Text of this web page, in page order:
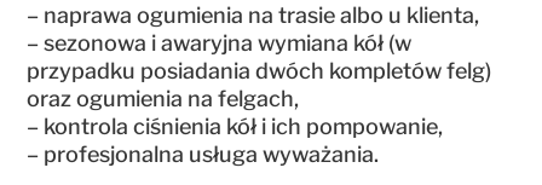
– naprawa ogumienia na trasie albo u klienta,
– sezonowa i awaryjna wymiana kół (w
przypadku posiadania dwóch kompletów felg)
oraz ogumienia na felgach,
– kontrola ciśnienia kół i ich pompowanie,
– profesjonalna usługa wyważania.